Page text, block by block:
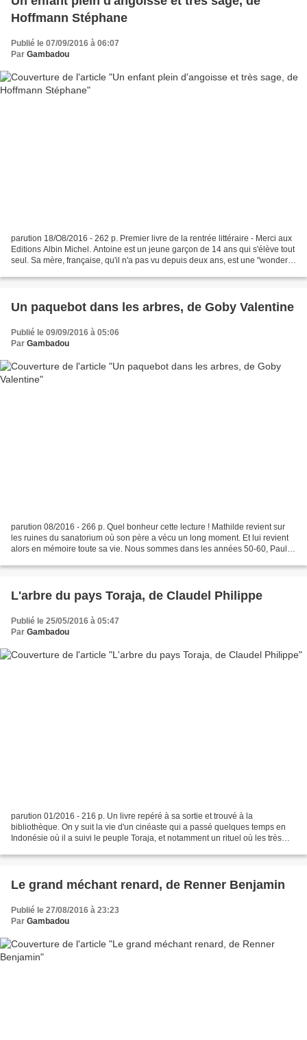
Hoffmann Stéphane
Publié le 07/09/2016 à 06:07
Par Gambadou
parution 18/O8/2016 - 262 p. Premier livre de la rentrée littéraire - Merci aux
Editions Albin Michel. Antoine est un jeune garçon de 14 ans qui s'élève tout
seul. Sa mère, française, qu'il n'a pas vu depuis deux ans, est une "wonder
Un paquebot dans les arbres, de Goby Valentine
Publié le 09/09/2016 à 05:06
Par Gambadou
parution 08/2016 - 266 p. Quel bonheur cette lecture ! Mathilde revient sur
les ruines du sanatorium où son père a vécu un long moment. Et lui revient
alors en mémoire toute sa vie. Nous sommes dans les années 50-60, Paulot
L'arbre du pays Toraja, de Claudel Philippe
Publié le 25/05/2016 à 05:47
Par Gambadou
parution 01/2016 - 216 p. Un livre repéré à sa sortie et trouvé à la
bibliothèque. On y suit la vie d'un cinéaste qui a passé quelques temps en
Indonésie où il a suivi le peuple Toraja, et notamment un rituel où les très
Le grand méchant renard, de Renner Benjamin
Publié le 27/08/2016 à 23:23
Par Gambadou